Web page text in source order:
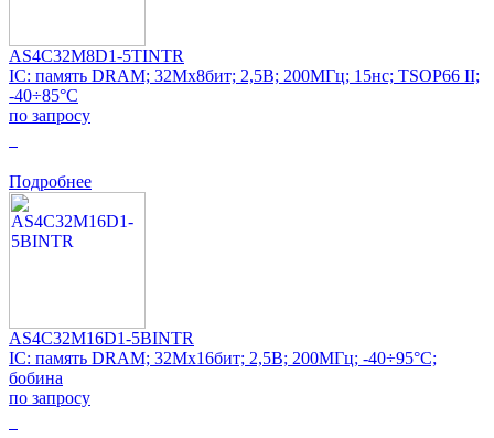
AS4C32M8D1-5TINTR
IC: память DRAM; 32Mx8бит; 2,5В; 200МГц; 15нс; TSOP66 II;
-40÷85°C
по запросу
Подробнее
AS4C32M16D1-5BINTR
IC: память DRAM; 32Mx16бит; 2,5В; 200МГц; -40÷95°C;
бобина
по запросу